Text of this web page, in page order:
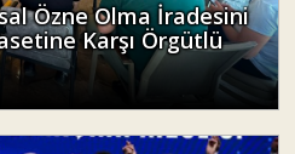
Özne Olma İradesini
Karşı Örgütlü